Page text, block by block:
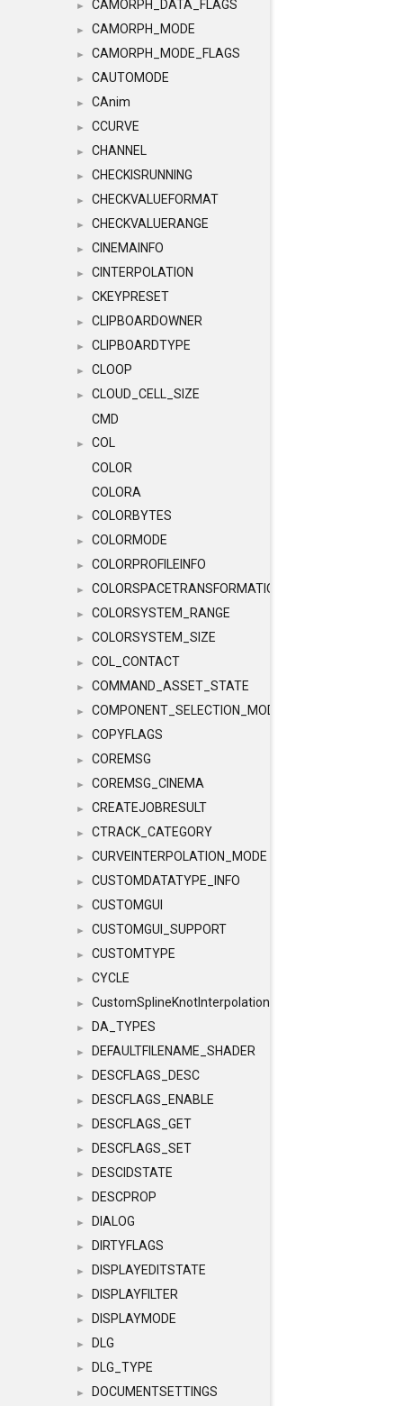
► CAMORPH_DATA_FLAGS
► CAMORPH_MODE
► CAMORPH_MODE_FLAGS
► CAUTOMODE
► CAnim
► CCURVE
► CHANNEL
► CHECKISRUNNING
► CHECKVALUEFORMAT
► CHECKVALUERANGE
► CINEMAINFO
► CINTERPOLATION
► CKEYPRESET
► CLIPBOARDOWNER
► CLIPBOARDTYPE
► CLOOP
►
CLOUD_CELL_SIZE
CMD
►
COL
COLOR
COLORA
► COLORBYTES
► COLORMODE
► COLORPROFILEINFO
► COLORSPACETRANSFORMATION
► COLORSYSTEM_RANGE
► COLORSYSTEM_SIZE
► COL_CONTACT
► COMMAND_ASSET_STATE
► COMPONENT_SELECTION_MODES
► COPYFLAGS
► COREMSG
► COREMSG_CINEMA
► CREATEJOBRESULT
► CTRACK_CATEGORY
► CURVEINTERPOLATION_MODE
► CUSTOMDATATYPE_INFO
► CUSTOMGUI
► CUSTOMGUI_SUPPORT
► CUSTOMTYPE
► CYCLE
► CustomSplineKnotInterpolation
► DA_TYPES
► DEFAULTFILENAME_SHADER
► DESCFLAGS_DESC
► DESCFLAGS_ENABLE
► DESCFLAGS_GET
► DESCFLAGS_SET
► DESCIDSTATE
► DESCPROP
► DIALOG
► DIRTYFLAGS
► DISPLAYEDITSTATE
► DISPLAYFILTER
► DISPLAYMODE
► DLG
► DLG_TYPE
► DOCUMENTSETTINGS